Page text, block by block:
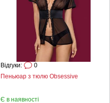
Пеньюар з тюлю Obsessive
Відгуки: 0
Є в наявності